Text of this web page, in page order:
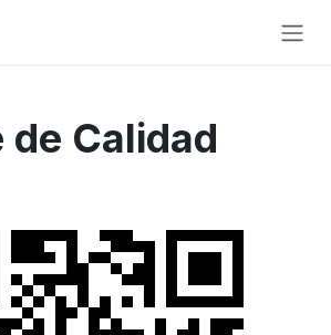
de Calidad